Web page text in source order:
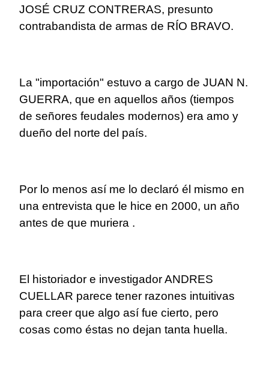
JOSÉ CRUZ CONTRERAS, presunto
contrabandista de armas de RÍO BRAVO.
La "importación" estuvo a cargo de JUAN N.
GUERRA, que en aquellos años (tiempos
de señores feudales modernos) era amo y
dueño del norte del país.
Por lo menos así me lo declaró él mismo en
una entrevista que le hice en 2000, un año
antes de que muriera .
El historiador e investigador ANDRES
CUELLAR parece tener razones intuitivas
para creer que algo así fue cierto, pero
cosas como éstas no dejan tanta huella.